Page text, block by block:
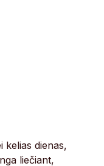
kelias dienas,
liečiant,